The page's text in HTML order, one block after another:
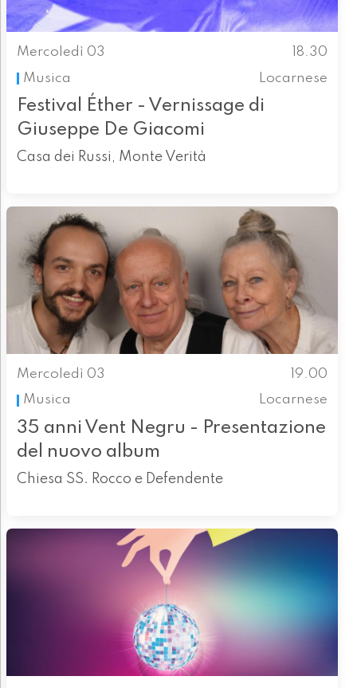
Mercoledì 03
18.30
Musica
Locarnese
Festival Éther - Vernissage di
Giuseppe De Giacomi
Casa dei Russi, Monte Verità
Mercoledì 03
19.00
Musica
Locarnese
35 anni Vent Negru - Presentazione
del nuovo album
Chiesa SS. Rocco e Defendente